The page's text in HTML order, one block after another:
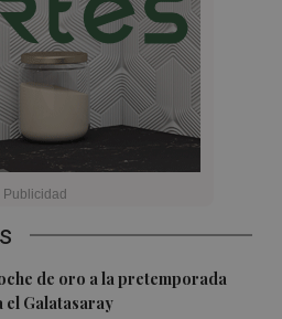
de oro a la pretemporada
el Galatasaray